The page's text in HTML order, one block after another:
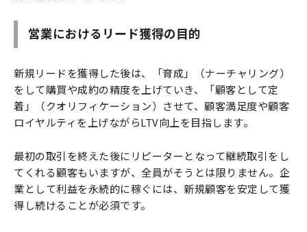
営業におけるリード獲得の目的
新規リードを獲得した後は、「育成」（ナーチャリング）
をして購買や成約の精度を上げていき、「顧客として定
着」（クオリフィケーション）させて、顧客満足度や顧客
ロイヤルティを上げながらLTV向上を目指します。
最初の取引を終えた後にリピーターとなって継続取引をし
てくれる顧客もいますが、全員がそうとは限りません。企
業として利益を永続的に稼ぐには、新規顧客を安定して獲
得し続けることが必須です。